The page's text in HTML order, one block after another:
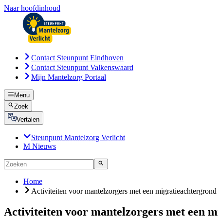
Naar hoofdinhoud
Contact Steunpunt Eindhoven
Contact Steunpunt Valkenswaard
Mijn Mantelzorg Portaal
Menu
Zoek
Vertalen
Steunpunt Mantelzorg Verlicht
M Nieuws
Home
Activiteiten voor mantelzorgers met een migratieachtergrond
Activiteiten voor mantelzorgers met een